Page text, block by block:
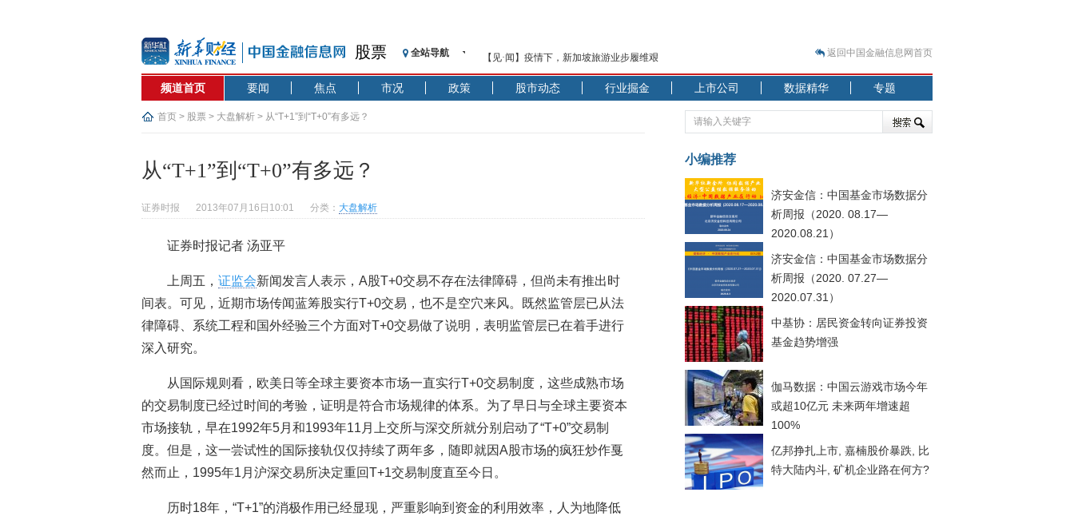
股票 全站导航
【见·闻】疫情下，新加坡旅游业步履维艰
记者手记：疫情下的香港零售业如何浴火重生？
【见·闻】疫情下一家香港传统零售商的转型突围之旅
济安金信：中国基金市场数据分析周报（2020. 07.27—2020.07.31）
【新华财经调查】同业存单、结构性存款玩起“跷跷板” 结构性失衡藏
央行公开市场净投放300亿元 短端资金利率明显下行
基本面及股市双轮冲击 债市回调十年期债表现最弱
沥青期货连续两日涨逾3% 沪银及两粕涨势喜人
恒生聚源：北斗收官之星发射成功，全产业链解析
返回中国金融信息网首页
频道首页 要闻 焦点 市况 政策 股市动态 行业掘金 上市公司 数据精华 专题
首页 > 股票 > 大盘解析 > 从“T+1”到“T+0”有多远？
从“T+1”到“T+0”有多远？
证券时报 2013年07月16日10:01 分类： 大盘解析
证券时报记者 汤亚平
上周五， 证监会新闻发言人表示，A股T+0交易不存在法律障碍，但尚未有推出时
间表。可见，近期市场传闻蓝筹股实行T+0交易，也不是空穴来风。既然监管层已从法
律障碍、系统工程和国外经验三个方面对T+0交易做了说明，表明监管层已在着手进行
深入研究。
从国际规则看，欧美日等全球主要资本市场一直实行T+0交易制度，这些成熟市场
的交易制度已经过时间的考验，证明是符合市场规律的体系。为了早日与全球主要资本
市场接轨，早在1992年5月和1993年11月上交所与深交所就分别启动了“T+0”交易制
度。但是，这一尝试性的国际接轨仅仅持续了两年多，随即就因A股市场的疯狂炒作戛
然而止，1995年1月沪深交易所决定重回T+1交易制度直至今日。
历时18年，“T+1”的消极作用已经显现，严重影响到资金的利用效率，人为地降低
小编推荐
济安金信：中国基金市场数据分
析周报（2020. 08.17—
2020.08.21）
济安金信：中国基金市场数据分
析周报（2020. 07.27—
2020.07.31）
中基协：居民资金转向证券投资
基金趋势增强
伽马数据：中国云游戏市场今年
或超10亿元 未来两年增速超
100%
亿邦挣扎上市, 嘉楠股价暴跌, 比
特大陆内斗, 矿机企业路在何方?